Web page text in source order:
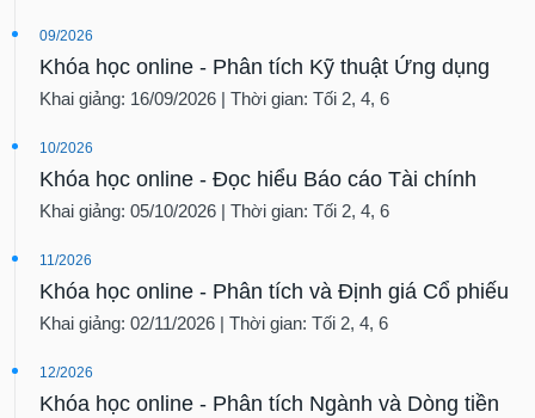
09/2026
Khóa học online - Phân tích Kỹ thuật Ứng dụng
Khai giảng: 16/09/2026 | Thời gian: Tối 2, 4, 6
10/2026
Khóa học online - Đọc hiểu Báo cáo Tài chính
Khai giảng: 05/10/2026 | Thời gian: Tối 2, 4, 6
11/2026
Khóa học online - Phân tích và Định giá Cổ phiếu
Khai giảng: 02/11/2026 | Thời gian: Tối 2, 4, 6
12/2026
Khóa học online - Phân tích Ngành và Dòng tiền